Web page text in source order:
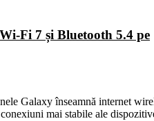
Fi 7 și Bluetooth 5.4 pe
Galaxy înseamnă internet
mai stabile ale